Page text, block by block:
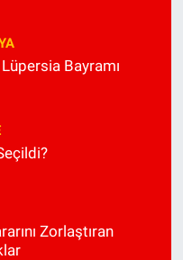
Bayramı
Zorlaştıran